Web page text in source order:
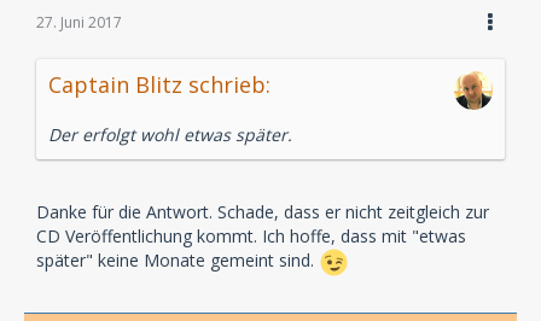
27. Juni 2017
Captain Blitz schrieb:
Der erfolgt wohl etwas später.
Danke für die Antwort. Schade, dass er nicht zeitgleich zur
CD Veröffentlichung kommt. Ich hoffe, dass mit "etwas
später" keine Monate gemeint sind.